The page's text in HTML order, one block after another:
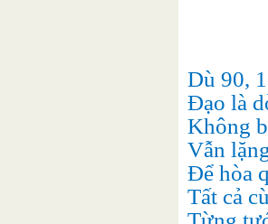
Dù 90,
Đạo là
Không
Vẫn
Để hòa
Tất cả